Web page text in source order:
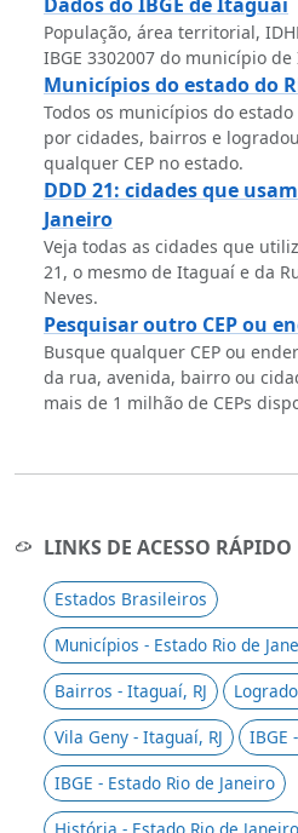
População, área territorial,
IBGE 3302007 do município
Municípios do estado do
Todos os municípios do
por cidades, bairros e
qualquer CEP no estado.
DDD 21: cidades que
Janeiro
Veja todas as cidades que
21, o mesmo de Itaguaí e da
Neves.
Pesquisar outro CEP ou
Busque qualquer CEP ou
da rua, avenida, bairro ou
mais de 1 milhão de CEPs
LINKS DE ACESSO RÁPIDO
Estados Brasileiros
Municípios - Estado Rio de
Bairros - Itaguaí, RJ
Vila Geny - Itaguaí, RJ
IBGE
IBGE - Estado Rio de Janeiro